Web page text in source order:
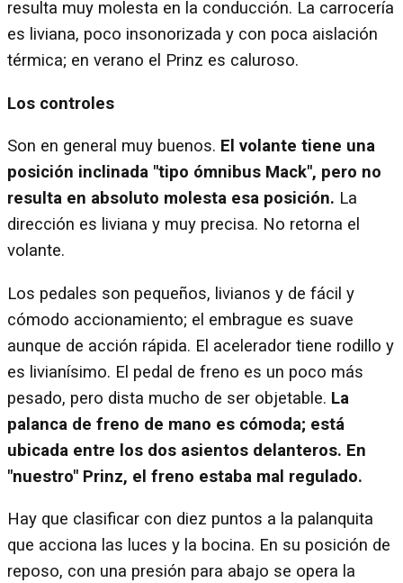
resulta muy molesta en la conducción. La carrocería
es liviana, poco insonorizada y con poca aislación
térmica; en verano el Prinz es caluroso.
Los controles
Son en general muy buenos. El volante tiene una
posición inclinada "tipo ómnibus Mack", pero no
resulta en absoluto molesta esa posición. La
dirección es liviana y muy precisa. No retorna el
volante.
Los pedales son pequeños, livianos y de fácil y
cómodo accionamiento; el embrague es suave
aunque de acción rápida. El acelerador tiene rodillo y
es livianísimo. El pedal de freno es un poco más
pesado, pero dista mucho de ser objetable. La
palanca de freno de mano es cómoda; está
ubicada entre los dos asientos delanteros. En
"nuestro" Prinz, el freno estaba mal regulado.
Hay que clasificar con diez puntos a la palanquita
que acciona las luces y la bocina. En su posición de
reposo, con una presión para abajo se opera la